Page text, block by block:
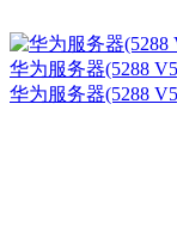
华为服务器(5288
华为服务器(5288